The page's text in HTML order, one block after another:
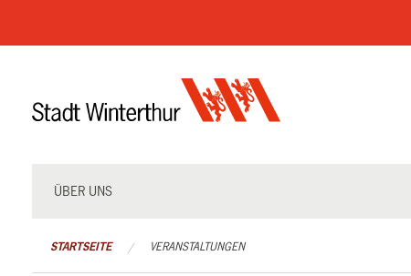
überspringen
ÜBER UNS
STARTSEITE VERANSTALTUNGEN